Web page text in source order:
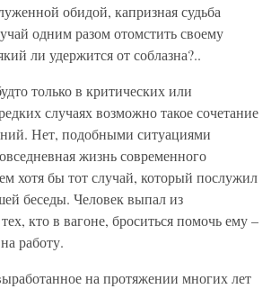
обидой, капризная судьба
одним разом отомстить своему
ли удержится от соблазна?..
только в критических или
случаях возможно такое сочетание
Нет, подобными ситуациями
жизнь современного
хотя бы тот случай, который послужил
беседы. Человек выпал из
кто в вагоне, броситься помочь ему –
работу.
на протяжении многих лет